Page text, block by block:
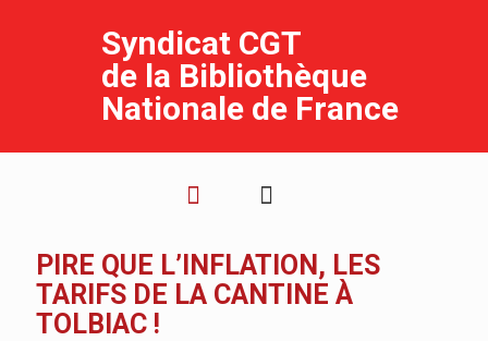
Syndicat CGT
de la Bibliothèque
Nationale de France
PIRE QUE L’INFLATION, LES
TARIFS DE LA CANTINE À
TOLBIAC !